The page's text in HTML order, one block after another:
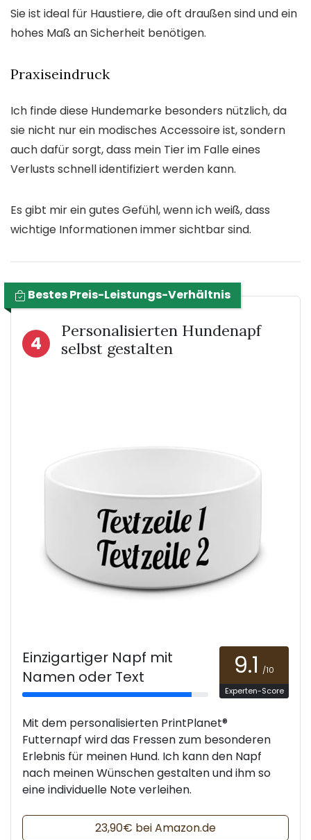
Sie ist ideal für Haustiere, die oft draußen sind und ein
hohes Maß an Sicherheit benötigen.
Praxiseindruck
Ich finde diese Hundemarke besonders nützlich, da
sie nicht nur ein modisches Accessoire ist, sondern
auch dafür sorgt, dass mein Tier im Falle eines
Verlusts schnell identifiziert werden kann.
Es gibt mir ein gutes Gefühl, wenn ich weiß, dass
wichtige Informationen immer sichtbar sind.
Bestes Preis-Leistungs-Verhältnis
4
Personalisierten Hundenapf
selbst gestalten
Einzigartiger Napf mit
Namen oder Text
9.1 /10
Experten-Score
Mit dem personalisierten PrintPlanet®
Futternapf wird das Fressen zum besonderen
Erlebnis für meinen Hund. Ich kann den Napf
nach meinen Wünschen gestalten und ihm so
eine individuelle Note verleihen.
23,90€ bei Amazon.de